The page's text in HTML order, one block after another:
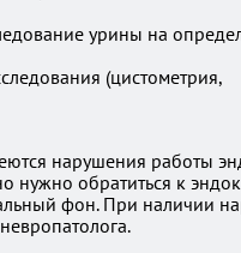
урины на
(цистометрия,
нарушения работы
нужно обратиться к
фон. При наличии